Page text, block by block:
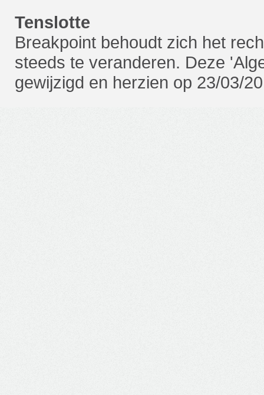
Tenslotte
Breakpoint behoudt zich het
steeds te veranderen. Deze
gewijzigd en herzien op 23/03/